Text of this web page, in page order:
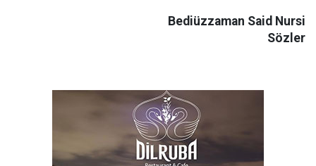
Bediüzzaman Said Nursi
Sözler